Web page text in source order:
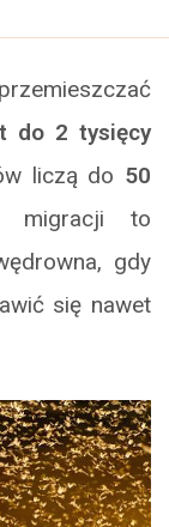
do 2 tysięcy
liczą do 50
migracji to
gdy
się nawet